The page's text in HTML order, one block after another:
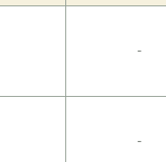
-
-